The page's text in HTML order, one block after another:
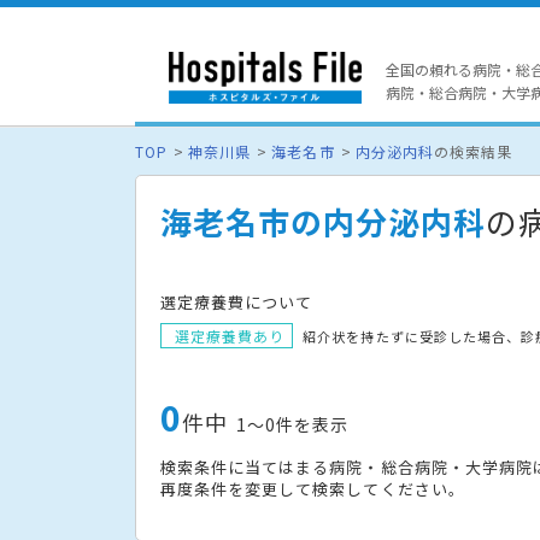
全国の頼れる病院・総
病院・総合病院・大学
TOP 神奈川県 海老名市 内分泌内科の検索結果
海老名市の内分泌内科の
選定療養費について
選定療養費あり 紹介状を持たずに受診した場合、
0件中 1〜0件を表示
検索条件に当てはまる病院・総合病院・大学病
再度条件を変更して検索してください。